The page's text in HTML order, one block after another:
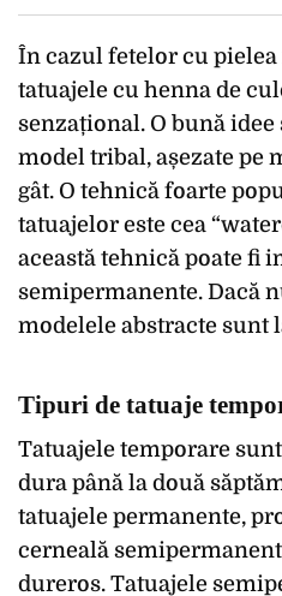
În cazul fetelor cu
tatuajele cu henna de
senzațional. O bună
model tribal, așezate pe
gât. O tehnică foarte
tatuajelor este cea
această tehnică poate fi
semipermanente. Dacă
modelele abstracte sunt
Tipuri de tatuaje
Tatuajele temporare
dura până la două
tatuajele permanente,
cerneală
dureros. Tatuajele